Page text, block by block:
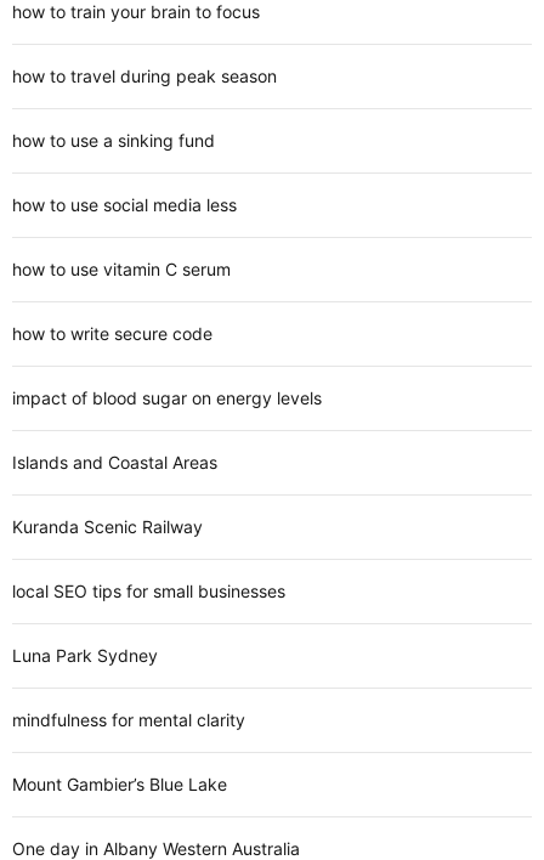
how to train your brain to focus
how to travel during peak season
how to use a sinking fund
how to use social media less
how to use vitamin C serum
how to write secure code
impact of blood sugar on energy levels
Islands and Coastal Areas
Kuranda Scenic Railway
local SEO tips for small businesses
Luna Park Sydney
mindfulness for mental clarity
Mount Gambier’s Blue Lake
One day in Albany Western Australia